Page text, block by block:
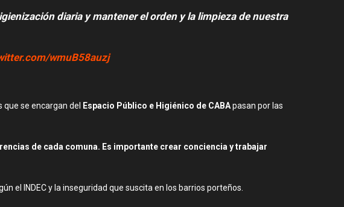
diaria y mantener el orden y la limpieza de nuestra
wmuB58auzj
se encargan del Espacio Público e Higiénico de CABApasan por las
de cada comuna. Es importante crear conciencia y trabajar
el INDEC y la inseguridad que suscita en los barrios porteños.